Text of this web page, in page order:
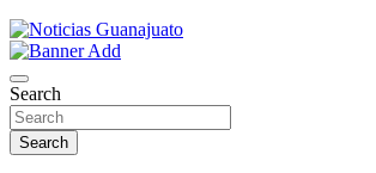
Noticias Guanajuato
Search
Search